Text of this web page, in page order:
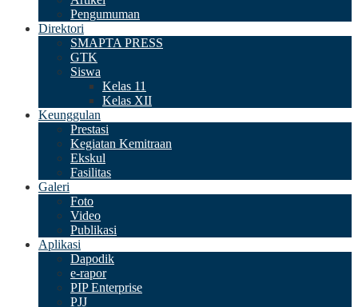
Pengumuman
Direktori
SMAPTA PRESS
GTK
Siswa
Kelas 11
Kelas XII
Keunggulan
Prestasi
Kegiatan Kemitraan
Ekskul
Fasilitas
Galeri
Foto
Video
Publikasi
Aplikasi
Dapodik
e-rapor
PIP Enterprise
PJJ